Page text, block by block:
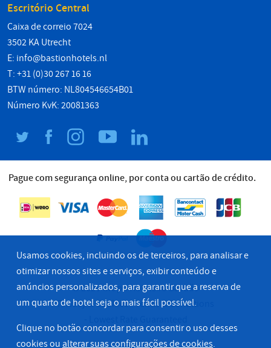
Escritório Central
Caixa de correio 7024
3502 KA Utrecht
E: info@bastionhotels.nl
T: +31 (0)30 267 16 16
BTW número: NL804546654B01
Número KvK: 20081363
Pague com segurança online, por conta ou cartão de crédito.
© 2026 Grupo Hoteleiro Bastião
Privacy & Cookies Terms & Conditions
Usamos cookies, incluindo os de terceiros, para analisar e
otimizar nossos sites e serviços, exibir conteúdo e
anúncios personalizados, para garantir que a reserva de
um quarto de hotel seja o mais fácil possível.
Clique no botão concordar para consentir o uso desses
cookies ou alterar suas configurações de cookies.